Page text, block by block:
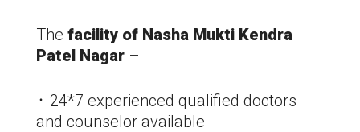
The facility of Nasha Mukti Kendra
Patel Nagar –
᛫ 24*7 experienced qualified doctors
and counselor available